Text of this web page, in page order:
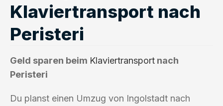
Klaviertransport nach
Peristeri
Geld sparen beim Klaviertransport nach
Peristeri
Du planst einen Umzug von Ingolstadt nach